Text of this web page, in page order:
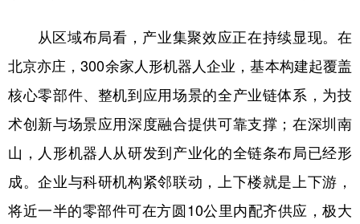
从区域布局看，产业集聚效应正在持续显现。在
北京亦庄，300余家人形机器人企业，基本构建起覆盖
核心零部件、整机到应用场景的全产业链体系，为技
术创新与场景应用深度融合提供可靠支撑；在深圳南
山，人形机器人从研发到产业化的全链条布局已经形
成。企业与科研机构紧邻联动，上下楼就是上下游，
将近一半的零部件可在方圆10公里内配齐供应，极大